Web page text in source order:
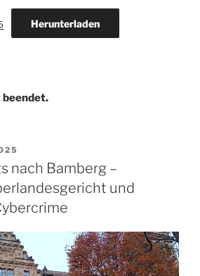
Herunterladen
beendet.
nach Bamberg –
und